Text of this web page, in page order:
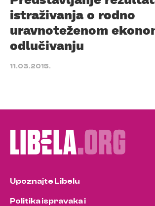
istraživanja o rodno
uravnoteženom
odlučivanju
11.03.2015.
Upoznajte Libelu
Politika ispravaka i